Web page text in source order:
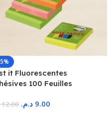
it Fluorescentes
100 Feuilles
12.00 9.00 د.م.